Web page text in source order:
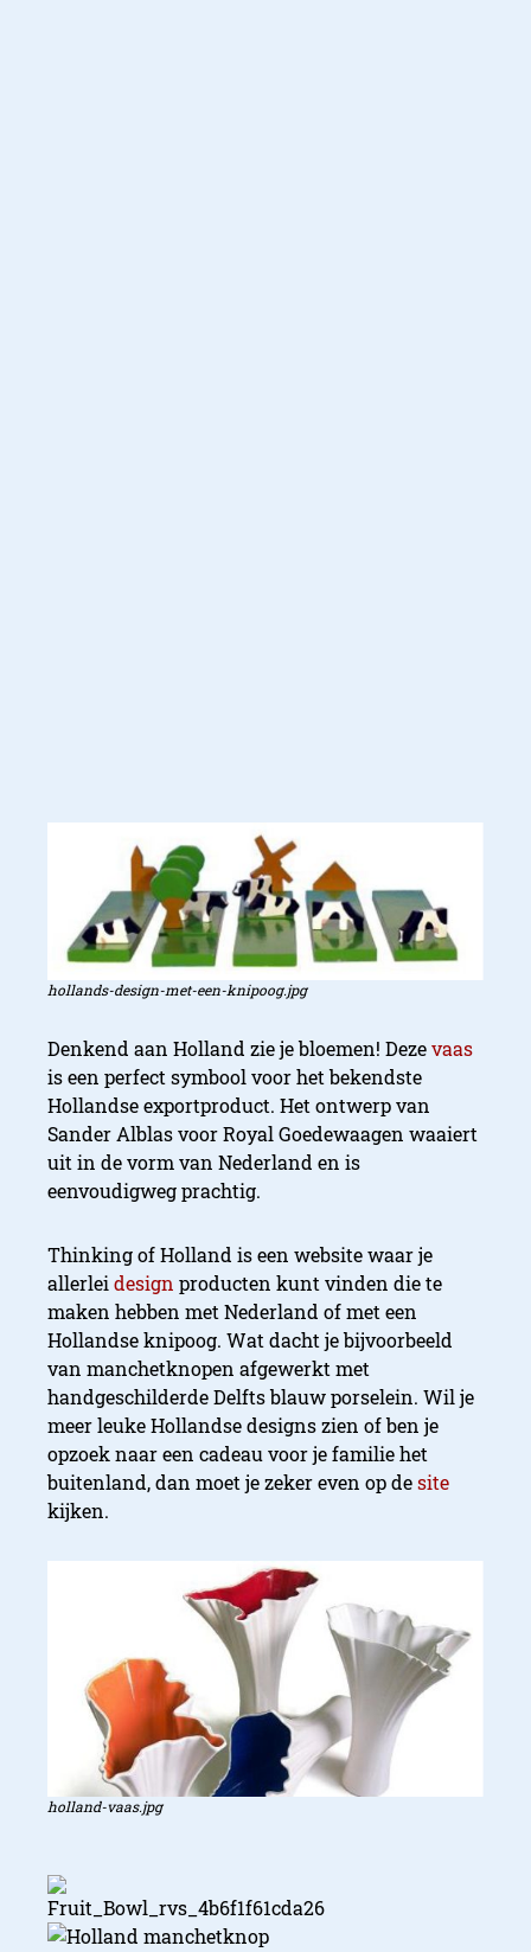
hollands-design-met-een-knipoog.jpg
Denkend aan Holland zie je bloemen! Dezevaas
is een perfect symbool voor het bekendste
Hollandse exportproduct. Het ontwerp van
Sander Alblas voor Royal Goedewaagen waaiert
uit in de vorm van Nederland en is
eenvoudigweg prachtig.
Thinking of Holland is een website waar je
allerlei design producten kunt vinden die te
maken hebben met Nederland of met een
Hollandse knipoog. Wat dacht je bijvoorbeeld
van manchetknopen afgewerkt met
handgeschilderde Delfts blauw porselein. Wil je
meer leuke Hollandse designs zien of ben je
opzoek naar een cadeau voor je familie het
buitenland, dan moet je zeker even op desite
kijken.
holland-vaas.jpg